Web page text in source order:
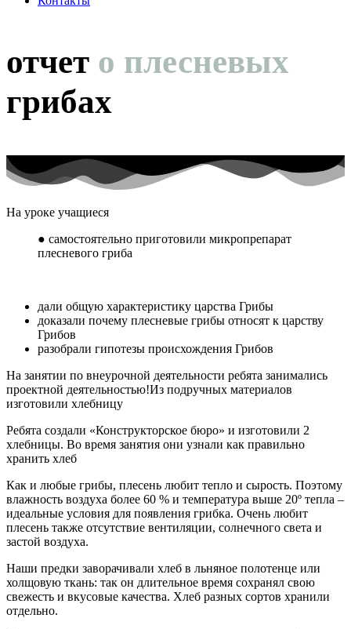
отчет о плесневых
грибах
На уроке учащиеся
● самостоятельно приготовили микропрепарат
плесневого гриба
дали общую характеристику царства Грибы
доказали почему плесневые грибы относят к царству
Грибов
разобрали гипотезы происхождения Грибов
На занятии по внеурочной деятельности ребята занимались
проектной деятельностью!Из подручных материалов
изготовили хлебницу
Ребята создали «Конструкторское бюро» и изготовили 2
хлебницы. Во время занятия они узнали как правильно
хранить хлеб
Как и любые грибы, плесень любит тепло и сырость. Поэтому
влажность воздуха более 60 % и температура выше 20º тепла –
идеальные условия для появления грибка. Очень любит
плесень также отсутствие вентиляции, солнечного света и
застой воздуха.
Наши предки заворачивали хлеб в льняное полотенце или
холщовую ткань: так он длительное время сохранял свою
свежесть и вкусовые качества. Хлеб разных сортов хранили
отдельно.